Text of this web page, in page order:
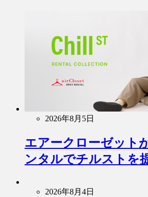
2026年8月5日
エアークローゼット
ンタルでチルストを
2026年8月4日